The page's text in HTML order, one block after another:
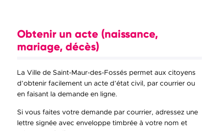
Obtenir un acte (naissance,
mariage, décès)
La Ville de Saint-Maur-des-Fossés permet aux citoyens
d’obtenir facilement un acte d’état civil, par courrier ou
en faisant la demande en ligne.
Si vous faites votre demande par courrier, adressez une
lettre signée avec enveloppe timbrée à votre nom et